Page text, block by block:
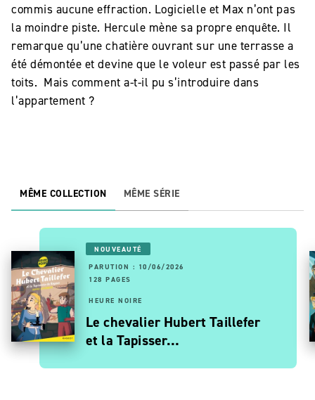
commis aucune effraction. Logicielle et Max n’ont pas
la moindre piste. Hercule mène sa propre enquête. Il
remarque qu’une chatière ouvrant sur une terrasse a
été démontée et devine que le voleur est passé par les
toits. Mais comment a-t-il pu s’introduire dans
l’appartement ?
MÊME COLLECTION MÊME SÉRIE
NOUVEAUTÉ
PARUTION : 10/06/2026
128 PAGES
HEURE NOIRE
Le chevalier Hubert Taillefer
et la Tapisser…